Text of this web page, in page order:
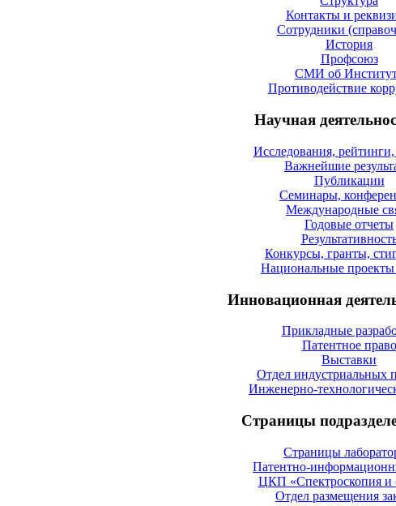
Контакты и
Сотрудники
История
Профсоюз
СМИ об
Противодействие
Научная
Исследования,
Важнейшие
Публикации
Семинары,
Международные
Годовые отчеты
Конкурсы, гранты,
Национальные проекты
Инновационная
Прикладные
Патентное право
Выставки
Отдел индустриальных
Инженерно-
Страницы
Страницы
Патентно-
ЦКП «Спектроскопия и
Отдел размещения